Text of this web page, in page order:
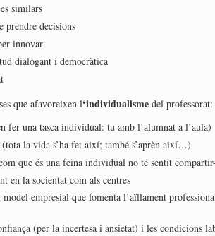
similars
prendre decisions
innovar
dialogant i democràtica
que afavoreixen l‘individualisme del professorat:
fer una tasca individual: tu amb l’alumnat a l’aula)
la vida s’ha fet així; també s’aprèn així…)
que és una feina individual no té sentit
en la socientat com als centres
model empresial que fomenta l’aïllament
(per la incertesa i ansietat) i les condicions